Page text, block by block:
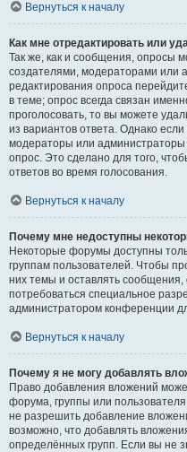
Вернуться к началу
Как мне отредактировать или
Так же, как и сообщения, опросы
создателями, модераторами или
редактирования опроса
в теме; опрос всегда связан
проголосовать, то вы можете
из вариантов ответа. Однако
модераторы или администраторы
опрос. Это сделано для того,
ответов во время голосования.
Вернуться к началу
Почему мне недоступны
Некоторые форумы доступны
группам пользователей. Чтобы
них темы и оставлять
потребоваться специальное
администратором конференции
Вернуться к началу
Почему я не могу добавлять
Право добавления вложений
форума, группы или
не разрешить добавление
возможно, что добавлять
определённых групп. Если вы не